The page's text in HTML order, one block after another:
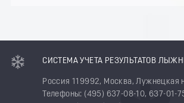
СИСТЕМА УЧЕТА РЕЗУЛЬТАТОВ
Россия 119992, Москва, Лужнецкая
Телефоны: (495) 637-08-10, 637-01-